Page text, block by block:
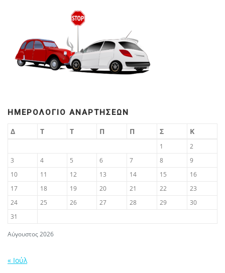
ΗΜΕΡΟΛΌΓΙΟ ΑΝΑΡΤΉΣΕΩΝ
Αύγουστος 2026
Δ Τ Τ Π Π Σ Κ
1
2
3
4 5 6 7 8
9
10
11 12 13 14 15
16
17
18 19 20 21 22
23
24
25 26 27 28 29
30
31
« Ιούλ